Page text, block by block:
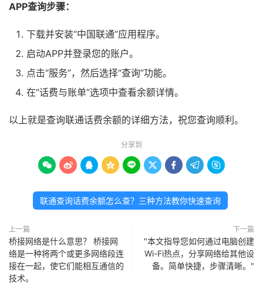
APP查询步骤：
下载并安装“中国联通”应用程序。
启动APP并登录您的账户。
点击“服务”，然后选择“查询”功能。
在“话费与账单”选项中查看余额详情。
以上就是查询联通话费余额的详细方法，祝您查询顺利。
分享到
        
联通查询话费余额怎么查？三种方法教你快速查询
上一篇
桥接网络是什么意思？ 桥接网
络是一种将两个或更多网络段连
接在一起，使它们能相互通信的
技术。
下一篇
"本文指导您如何通过电脑创建
Wi-Fi热点，分享网络给其他设
备。简单快捷，步骤清晰。"